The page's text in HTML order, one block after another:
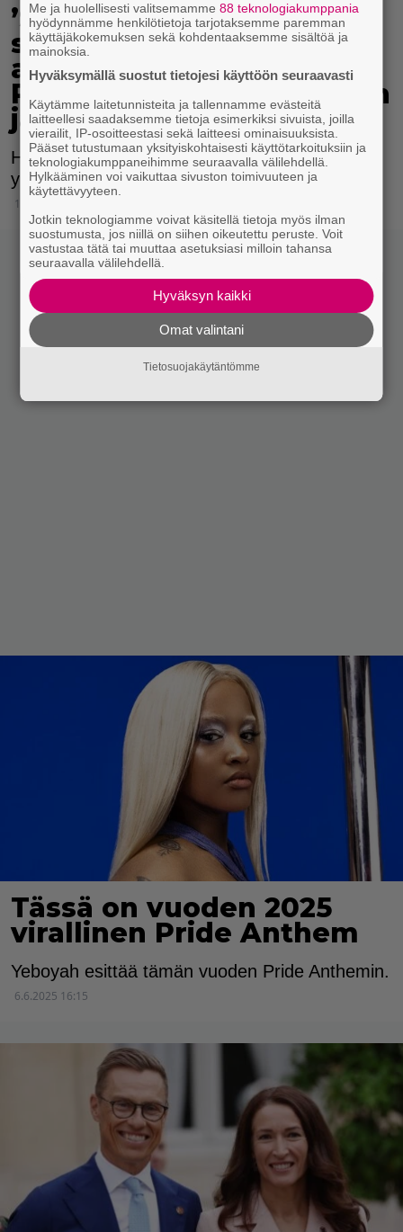
’Siinä ollaan niin
sydänverellä ja täysin
avoinna’ – Helsinki
Prideen odotetaan jälleen
jättiyleisöä
Helsinki Pride on Suomen suurin
yleisötapahtuma.
18.6.2025 12:15
Tässä on vuoden 2025
virallinen Pride Anthem
Yeboyah esittää tämän vuoden Pride Anthemin.
6.6.2025 16:15
Me ja huolellisesti valitsemamme88 teknologiakumppania
hyödynnämme henkilötietoja tarjotaksemme paremman
käyttäjäkokemuksen sekä kohdentaaksemme sisältöä ja
mainoksia.
Hyväksymällä suostut tietojesi käyttöön seuraavasti
Käytämme laitetunnisteita ja tallennamme evästeitä
laitteellesi saadaksemme tietoja esimerkiksi sivuista, joilla
vierailit, IP-osoitteestasi sekä laitteesi ominaisuuksista.
Pääset tutustumaan yksityiskohtaisesti käyttötarkoituksiin ja
teknologiakumppaneihimme seuraavalla välilehdellä.
Hylkääminen voi vaikuttaa sivuston toimivuuteen ja
käytettävyyteen.
Jotkin teknologiamme voivat käsitellä tietoja myös ilman
suostumusta, jos niillä on siihen oikeutettu peruste. Voit
vastustaa tätä tai muuttaa asetuksiasi milloin tahansa
seuraavalla välilehdellä.
Hyväksyn kaikki
Omat valintani
Tietosuojakäytäntömme